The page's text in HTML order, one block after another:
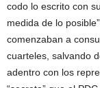
codo lo escrito con
medida de lo
comenzaban a
cuarteles, salvando
adentro con los